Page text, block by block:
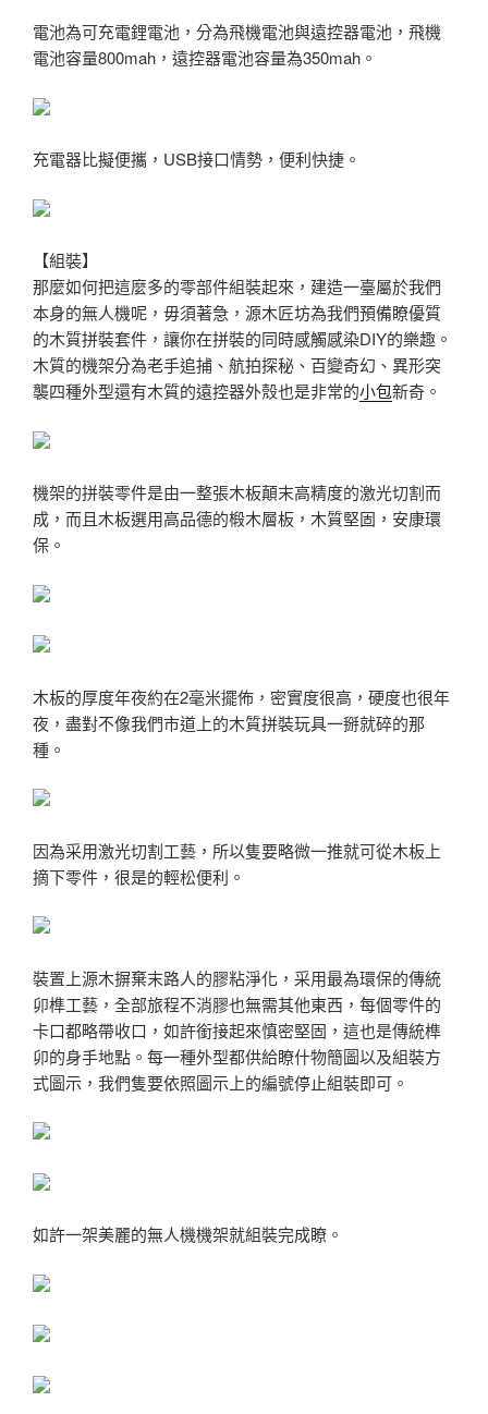
電池為可充電鋰電池，分為飛機電池與遠控器電池，飛機
電池容量800mah，遠控器電池容量為350mah。
充電器比擬便攜，USB接口情勢，便利快捷。
【組裝】
那麼如何把這麼多的零部件組裝起來，建造一臺屬於我們
本身的無人機呢，毋須著急，源木匠坊為我們預備瞭優質
的木質拼裝套件，讓你在拼裝的同時感觸感染DIY的樂趣。
木質的機架分為老手追捕、航拍探秘、百變奇幻、異形突
襲四種外型還有木質的遠控器外殼也是非常的小包新奇。
機架的拼裝零件是由一整張木板顛末高精度的激光切割而
成，而且木板選用高品德的椴木層板，木質堅固，安康環
保。
木板的厚度年夜約在2毫米擺佈，密實度很高，硬度也很年
夜，盡對不像我們市道上的木質拼裝玩具一掰就碎的那
種。
因為采用激光切割工藝，所以隻要略微一推就可從木板上
摘下零件，很是的輕松便利。
裝置上源木摒棄末路人的膠粘淨化，采用最為環保的傳統
卯榫工藝，全部旅程不消膠也無需其他東西，每個零件的
卡口都略帶收口，如許銜接起來慎密堅固，這也是傳統榫
卯的身手地點。每一種外型都供給瞭什物簡圖以及組裝方
式圖示，我們隻要依照圖示上的編號停止組裝即可。
如許一架美麗的無人機機架就組裝完成瞭。